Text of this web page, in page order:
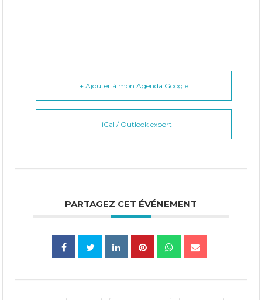
+ Ajouter à mon Agenda Google
+ iCal / Outlook export
PARTAGEZ CET ÉVÉNEMENT